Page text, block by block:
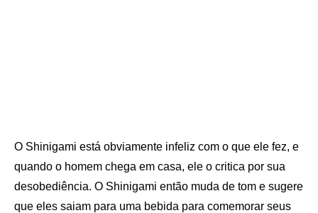
O Shinigami está obviamente infeliz com o que ele fez, e
quando o homem chega em casa, ele o critica por sua
desobediência. O Shinigami então muda de tom e sugere
que eles saiam para uma bebida para comemorar seus